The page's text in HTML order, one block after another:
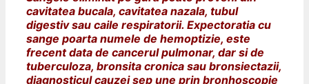
cavitatea bucala, cavitatea nazala, tubul
digestiv sau caile respiratorii. Expectoratia cu
sange poarta numele de hemoptizie, este
frecent data de cancerul pulmonar, dar si de
tuberculoza, bronsita cronica sau bronsiectazii,
diagnosticul cauzei sep une prin bronhoscopie